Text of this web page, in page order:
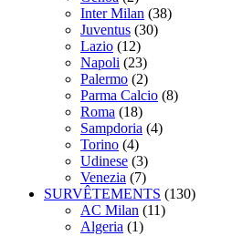
Inter Milan (38)
Juventus (30)
Lazio (12)
Napoli (23)
Palermo (2)
Parma Calcio (8)
Roma (18)
Sampdoria (4)
Torino (4)
Udinese (3)
Venezia (7)
SURVÊTEMENTS (130)
AC Milan (11)
Algeria (1)